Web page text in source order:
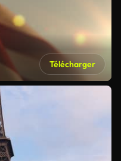
Télécharger